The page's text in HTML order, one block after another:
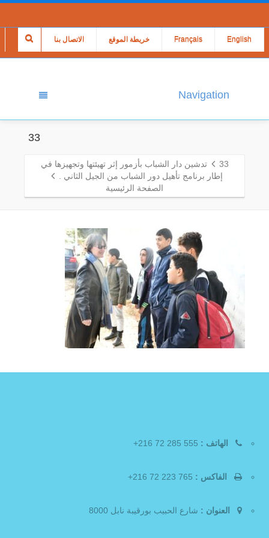
الاتصال بنا خريطة الموقع Français English
Navigation
33
33
تدشين دار الشباب بأزمور إثر تهيئتها وتجهيزها في
إطار برنامج تأهيل دور الشباب من الجيل الثاني .
الصفحة الرئيسية
الهاتف :
الفاكس :
العنوان : شارع الحبيب بورقيبة نابل 8000